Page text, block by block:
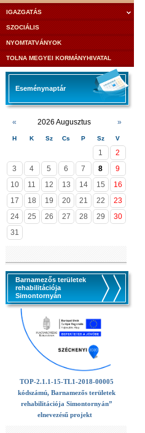
IGAZGATÁS
SZOCIÁLIS
NYOMTATVÁNYOK
TOLNA MEGYEI KORMÁNYHIVATAL
Eseménynaptár
« 2026 Augusztus »
H K Sz Cs P Sz V
1
2
3
4 5 6 7 8
9
10
11 12 13 14 15
16
17
18 19 20 21 22
23
24
25 26 27 28 29
30
31
Barnamezős területek
rehabilitációja
Simontornyán
TOP-2.1.1-15-TL1-2018-00005
kódszámú, Barnamezős területek
rehabilitációja Simontornyán”
elnevezésű projekt